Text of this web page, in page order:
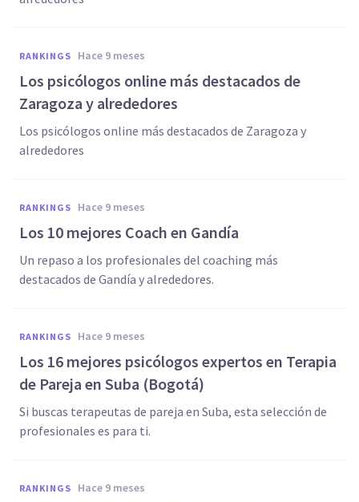
RANKINGS hace 9 meses
Los psicólogos online más destacados de
Zaragoza y alrededores
Los psicólogos online más destacados de Zaragoza y
alrededores
RANKINGS hace 9 meses
Los 10 mejores Coach en Gandía
Un repaso a los profesionales del coaching más
destacados de Gandía y alrededores.
RANKINGS hace 9 meses
Los 16 mejores psicólogos expertos en Terapia
de Pareja en Suba (Bogotá)
Si buscas terapeutas de pareja en Suba, esta selección de
profesionales es para ti.
RANKINGS hace 9 meses